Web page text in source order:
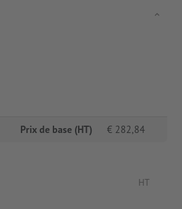
Prix de base (HT) € 282,84
HT